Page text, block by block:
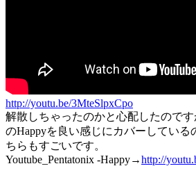
http://youtu.be/3MteSlpxCpo
解散しちゃったのかと心配したのです
のHappyを良い感じにカバーしている
ちらもすごいです。
Youtube_Pentatonix -Happy→http://